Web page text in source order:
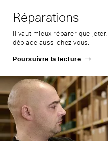
Réparations
Il vaut mieux réparer que
déplace aussi chez vous.
Poursuivre la lecture